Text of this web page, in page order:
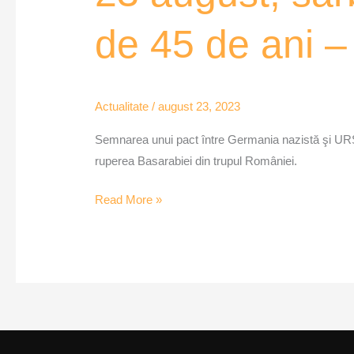
de 45 de ani
Actualitate /august 23, 2023
Semnarea unui pact între Germania nazistă şi
ruperea Basarabiei din trupul României.
naţională
comunistă,
de
de
ani
Read More »